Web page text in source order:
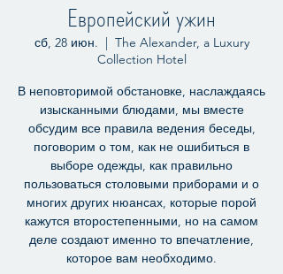
Европейский ужин
сб, 28 июн.
  |
The Alexander, a Luxury
Collection Hotel
В неповторимой обстановке, наслаждаясь
изысканными блюдами, мы вместе
обсудим все правила ведения беседы,
поговорим о том, как не ошибиться в
выборе одежды, как правильно
пользоваться столовыми приборами и о
многих других нюансах, которые порой
кажутся второстепенными, но на самом
деле создают именно то впечатление,
которое вам необходимо.